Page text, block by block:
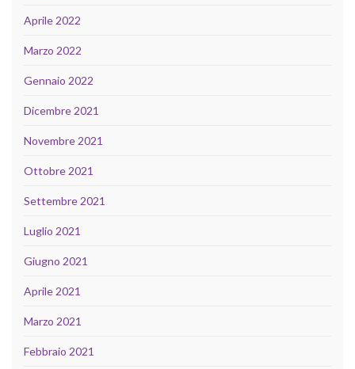
Aprile 2022
Marzo 2022
Gennaio 2022
Dicembre 2021
Novembre 2021
Ottobre 2021
Settembre 2021
Luglio 2021
Giugno 2021
Aprile 2021
Marzo 2021
Febbraio 2021